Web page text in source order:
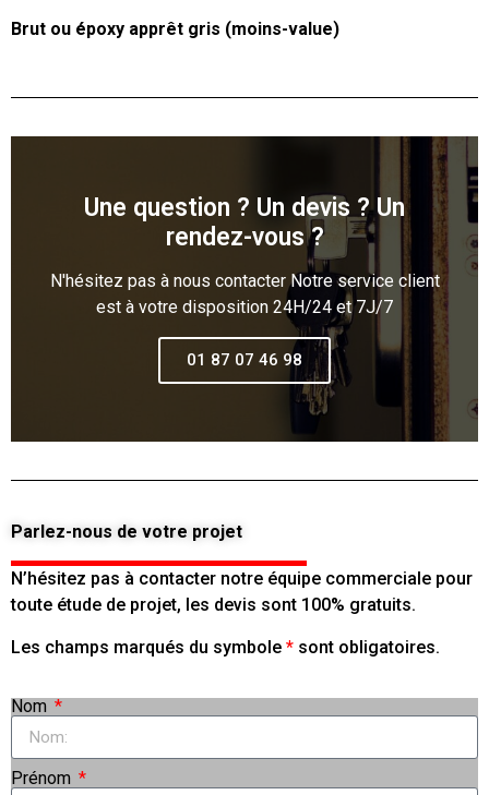
Brut ou époxy apprêt gris (moins-value)
Une question ? Un devis ? Un
rendez-vous ?
N'hésitez pas à nous contacter Notre service client
est à votre disposition 24H/24 et 7J/7
01 87 07 46 98
Parlez-nous de votre projet
N’hésitez pas à contacter notre équipe commerciale pour
toute étude de projet, les devis sont 100% gratuits.
Les champs marqués du symbole * sont obligatoires.
Nom
Prénom